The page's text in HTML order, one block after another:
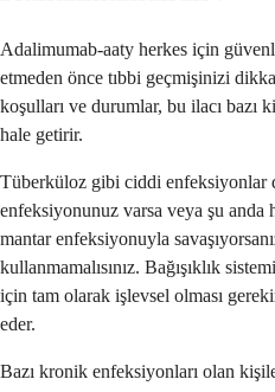
Adalimumab-aaty herkes için
etmeden önce tıbbi geçmişinizi
koşulları ve durumlar, bu ilacı
hale getirir.
Tüberküloz gibi ciddi enfeksiyonlar
enfeksiyonunuz varsa veya şu
mantar enfeksiyonuyla
kullanmamalısınız. Bağışıklık
için tam olarak işlevsel olması
eder.
Bazı kronik enfeksiyonları olan